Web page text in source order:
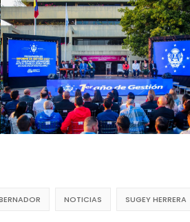
NOTICIAS SUGEY HERRERA